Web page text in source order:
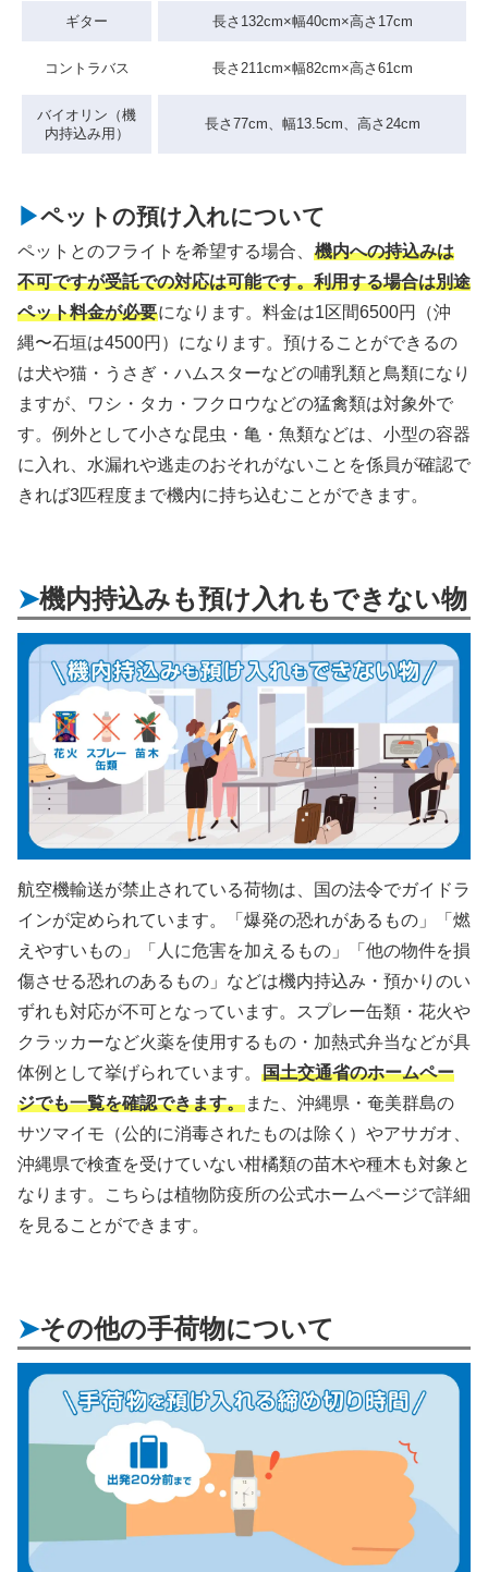
ギター 長さ132cm×幅40cm×高さ17cm
コントラバス 長さ211cm×幅82cm×高さ61cm
バイオリン（機
内持込み用）
長さ77cm、幅13.5cm、高さ24cm
ペットの預け入れについて
ペットとのフライトを希望する場合、 機内への持込みは
不可ですが受託での対応は可能です。利用する場合は別途
ペット料金が必要になります。料金は1区間6500円（沖
縄〜石垣は4500円）になります。預けることができるの
は犬や猫・うさぎ・ハムスターなどの哺乳類と鳥類になり
ますが、ワシ・タカ・フクロウなどの猛禽類は対象外で
す。例外として小さな昆虫・亀・魚類などは、小型の容器
に入れ、水漏れや逃走のおそれがないことを係員が確認で
きれば3匹程度まで機内に持ち込むことができます。
機内持込みも預け入れもできない物
航空機輸送が禁止されている荷物は、国の法令でガイドラ
インが定められています。「爆発の恐れがあるもの」「燃
えやすいもの」「人に危害を加えるもの」「他の物件を損
傷させる恐れのあるもの」などは機内持込み・預かりのい
ずれも対応が不可となっています。スプレー缶類・花火や
クラッカーなど火薬を使用するもの・加熱式弁当などが具
体例として挙げられています。 国土交通省のホームペー
ジでも一覧を確認できます。 また、沖縄県・奄美群島の
サツマイモ（公的に消毒されたものは除く）やアサガオ、
沖縄県で検査を受けていない柑橘類の苗木や種木も対象と
なります。こちらは植物防疫所の公式ホームページで詳細
を見ることができます。
その他の手荷物について